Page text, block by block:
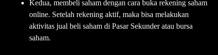
Kedua, membeli saham dengan cara buka rekening saham
online. Setelah rekening aktif, maka bisa melakukan
aktivitas jual beli saham di Pasar Sekunder atau bursa
saham.